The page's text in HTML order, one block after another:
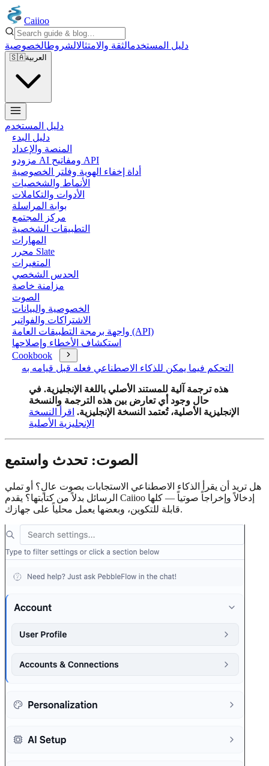
Caiioo
دليل المستخدمالثقة والامتثالالشروطالخصوصية
🇸🇦العربية
دليل المستخدم
دليل البدء
المنصة والإعداد
مزودو AI ومفاتيح API
أداة إخفاء الهوية وفلتر الخصوصية
الأنماط والشخصيات
الأدوات والتكاملات
بوابة المراسلة
مركز المجتمع
التطبيقات الشخصية
المهارات
محرر Slate
المتغيرات
الحدس الشخصي
مزامنة خاصة
الصوت
الخصوصية والبيانات
الاشتراكات والفواتير
واجهة برمجة التطبيقات العامة (API)
استكشاف الأخطاء وإصلاحها
Cookbook
التحكم فيما يمكن للذكاء الاصطناعي فعله قبل قيامه به
هذه ترجمة آلية للمستند الأصلي باللغة الإنجليزية. في
حال وجود أي تعارض بين هذه الترجمة والنسخة
الإنجليزية الأصلية، تُعتمد النسخة الإنجليزية. اقرأ النسخة
الإنجليزية الأصلية
الصوت: تحدث واستمع
هل تريد أن يقرأ الذكاء الاصطناعي الاستجابات بصوت عالٍ؟ أو تملي
الرسائل بدلاً من كتابتها؟ يقدم Caiioo إدخالاً وإخراجاً صوتياً — كلها
قابلة للتكوين، وبعضها يعمل محلياً على جهازك.